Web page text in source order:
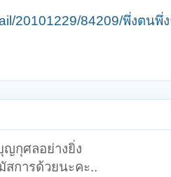
20101229/84209/พึ่งตนพึ่
ญกุศลอย่างยิ่ง
การด้วยนะคะ..